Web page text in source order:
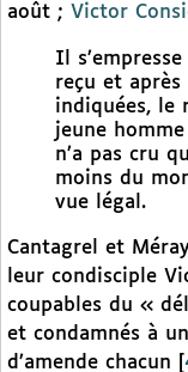
août ; Victor
Il
reçu et
indiquées, le
jeune
n’a pas cru
moins du
vue légal.
Cantagrel et
leur condisciple
coupables du «
et condamnés à
d’amende chacun